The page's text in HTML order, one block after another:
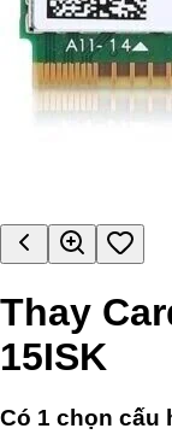
Thay
15ISK
Có 1 chọn cấu